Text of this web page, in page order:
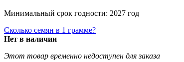
Минимальный срок годности: 2027 год
Сколько семян в 1 грамме?
Нет в наличии
Этот товар временно недоступен для заказа